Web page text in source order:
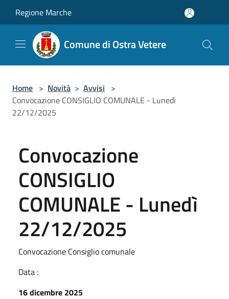
Regione Marche
Comune di Ostra Vetere
Home > Novità > Avvisi >
Convocazione CONSIGLIO COMUNALE - Lunedì
22/12/2025
Convocazione
CONSIGLIO
COMUNALE - Lunedì
22/12/2025
Convocazione Consiglio comunale
Data :
16 dicembre 2025